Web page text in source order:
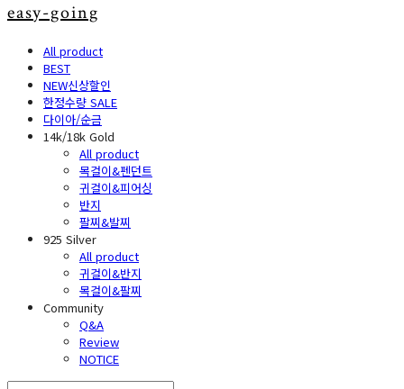
easy-going
All product
BEST
NEW신상할인
한정수량 SALE
다이아/순금
14k/18k Gold
All product
목걸이&펜던트
귀걸이&피어싱
반지
팔찌&발찌
925 Silver
All product
귀걸이&반지
목걸이&팔찌
Community
Q&A
Review
NOTICE